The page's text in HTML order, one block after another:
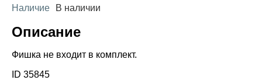
Наличие
В наличии
Описание
Фишка не входит в комплект.
ID 35845